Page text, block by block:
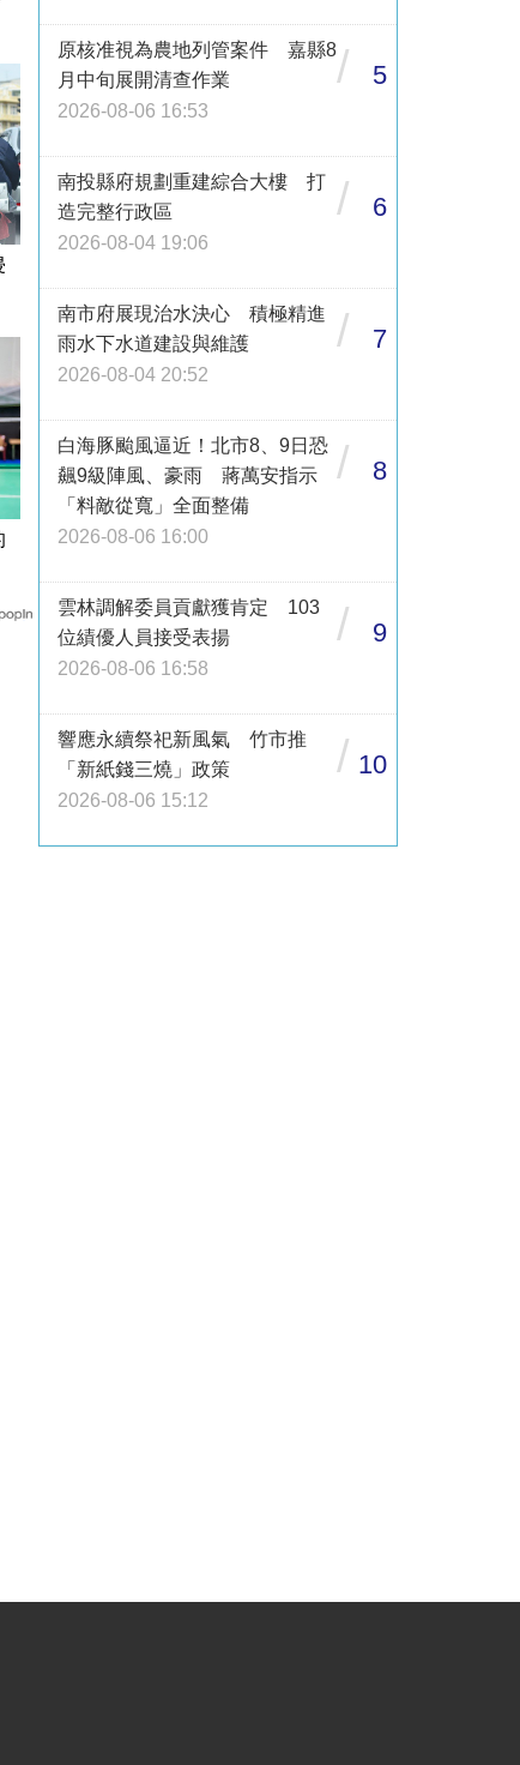
原核准視為農地列管案件 嘉縣8
月中旬展開清查作業
2026-08-06 16:53
/ 5
南投縣府規劃重建綜合大樓 打
造完整行政區
2026-08-04 19:06
/ 6
南市府展現治水決心 積極精進
雨水下水道建設與維護
2026-08-04 20:52
/ 7
白海豚颱風逼近！北市8、9日恐
飆9級陣風、豪雨 蔣萬安指示
「料敵從寬」全面整備
2026-08-06 16:00
/ 8
雲林調解委員貢獻獲肯定 103
位績優人員接受表揚
2026-08-06 16:58
/ 9
響應永續祭祀新風氣 竹市推
「新紙錢三燒」政策
2026-08-06 15:12
/ 10